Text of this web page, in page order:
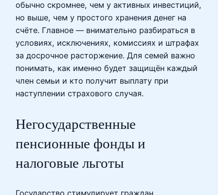
обычно скромнее, чем у активных инвестиций,
но выше, чем у простого хранения денег на
счёте. Главное — внимательно разбираться в
условиях, исключениях, комиссиях и штрафах
за досрочное расторжение. Для семей важно
понимать, как именно будет защищён каждый
член семьи и кто получит выплату при
наступлении страхового случая.
Негосударственные
пенсионные фонды и
налоговые льготы
Государство стимулирует граждан